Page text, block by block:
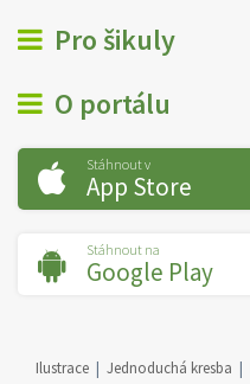
Pro šikuly
O portálu
Stáhnout v
App Store
Stáhnout na
Google Play
Ilustrace Jednoduchá kresba